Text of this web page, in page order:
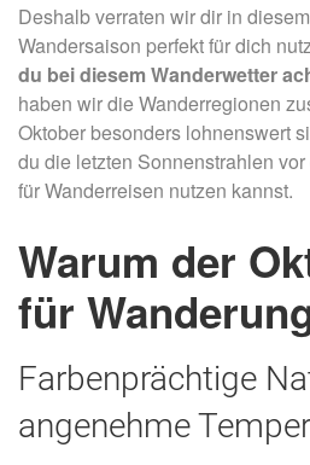
Deshalb verraten wir dir in
Wandersaison perfekt für dich
du bei diesem Wanderwetter
haben wir die Wanderregionen
Oktober besonders lohnenswert
du die letzten Sonnenstrahlen
für Wanderreisen nutzen kannst.
Warum der
für
Farbenprächtige
angenehme